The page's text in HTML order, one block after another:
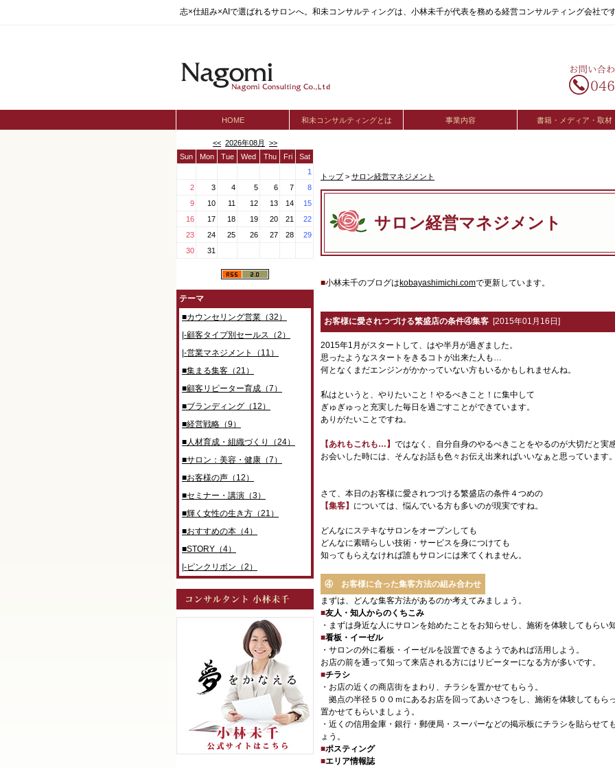
志×仕組み×AIで選ばれるサロンへ。和未コンサルティングは、小林未千が代表を務める経営コンサルティング会社です
HOME 和未コンサルティングとは 事業内容 書籍・メディア・取材
<< 2026年08月
>>
Sun
Mon Tue Wed Thu Fri
Sat
1
2
3 4 5 6 7
8
9
10 11 12 13 14
15
16
17 18 19 20 21
22
23
24 25 26 27 28
29
30
31
テーマ
■カウンセリング営業（32）
|-顧客タイプ別セールス（2）
|-営業マネジメント（11）
■集まる集客（21）
■顧客リピーター育成（7）
■ブランディング（12）
■経営戦略（9）
■人材育成・組織づくり（24）
■サロン：美容・健康（7）
■お客様の声（12）
■セミナー・講演（3）
■輝く女性の生き方（21）
■おすすめの本（4）
■STORY（4）
|-ピンクリボン（2）
トップ> サロン経営マネジメント
サロン経営マネジメント
■小林未千のブログはkobayashimichi.comで更新しています。
お客様に愛されつづける繁盛店の条件④集客 [2015年01月16日]
2015年1月がスタートして、はや半月が過ぎました。
思ったようなスタートをきるコトが出来た人も…
何となくまだエンジンがかかっていない方もいるかもしれませんね。
私はというと、やりたいこと！やるべきこと！に集中して
ぎゅぎゅっと充実した毎日を過ごすことができています。
ありがたいことですね。
【あれもこれも…】 ではなく、自分自身のやるべきことをやるのが大切だと実
お会いした時には、そんなお話も色々お伝え出来ればいいなぁと思っています。
さて、本日のお客様に愛されつづける繁盛店の条件４つめの
【集客】 については、悩んでいる方も多いのが現実ですね。
どんなにステキなサロンをオープンしても
どんなに素晴らしい技術・サービスを身につけても
知ってもらえなければ誰もサロンには来てくれません。
④ お客様に合った集客方法の組み合わせ
まずは、どんな集客方法があるのか考えてみましょう。
■友人・知人からのくちこみ
・まずは身近な人にサロンを始めたことをお知らせし、施術を体験してもらい
■看板・イーゼル
・サロンの外に看板・イーゼルを設置できるようであれば活用しよう。
お店の前を通って知って来店される方にはリピーターになる方が多いです。
■チラシ
・お店の近くの商店街をまわり、チラシを置かせてもらう。
拠点の半径５００ｍにあるお店を回ってあいさつをし、施術を体験してもら
置かせてもらいましょう。
・近くの信用金庫・銀行・郵便局・スーパーなどの掲示板にチラシを貼らせて
ょう。
■ポスティング
■エリア情報誌